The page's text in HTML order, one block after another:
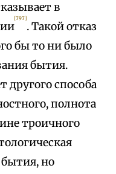
в
[797]
. Такой отказ
бы то ни было
бытия.
другого способа
полнота
троичного
бытия, но